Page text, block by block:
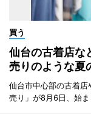
買う
仙台の古着店
売りのような夏
仙台市中心部の古着
売り」が8月6日、始ま